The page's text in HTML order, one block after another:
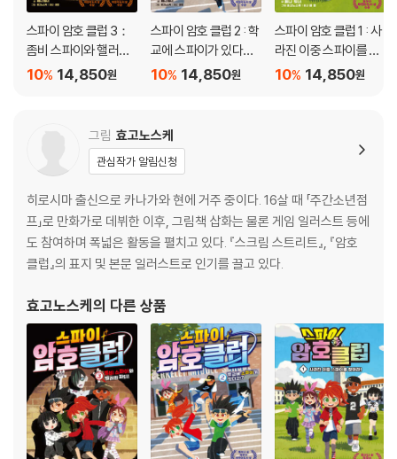
스파이 암호 클럽 3：
좀비 스파이와 핼러윈
파티! 14,850원
10%
스파이 암호 클럽 2 : 학
교에 스파이가 있다
고!? 14,850원
10%
스파이 암호 클럽 1 : 사
라진 이중 스파이를 찾
아라! 14,850원
10%
그림 효고노스케
관심작가 알림신청
히로시마 출신으로 카나가와 현에 거주 중이다. 16살 때 「주간소년점
프」로 만화가로 데뷔한 이후, 그림책 삽화는 물론 게임 일러스트 등에
도 참여하며 폭넓은 활동을 펼치고 있다. 『스크림 스트리트』, 『암호
클럽』의 표지 및 본문 일러스트로 인기를 끌고 있다.
효고노스케의 다른 상품